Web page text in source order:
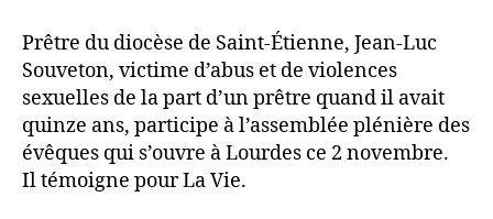
Prêtre du diocèse de Saint-Étienne, Jean-Luc
Souveton, victime d’abus et de violences
sexuelles de la part d’un prêtre quand il avait
quinze ans, participe à l’assemblée plénière des
évêques qui s’ouvre à Lourdes ce 2 novembre.
Il témoigne pour La Vie.